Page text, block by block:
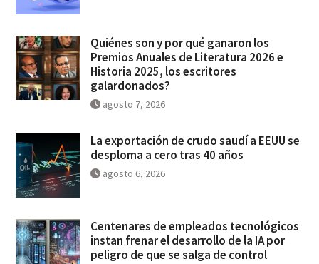
Quiénes son y por qué ganaron los
Premios Anuales de Literatura 2026 e
Historia 2025, los escritores
galardonados?
agosto 7, 2026
La exportación de crudo saudí a EEUU se
desploma a cero tras 40 años
agosto 6, 2026
Centenares de empleados tecnológicos
instan frenar el desarrollo de la IA por
peligro de que se salga de control